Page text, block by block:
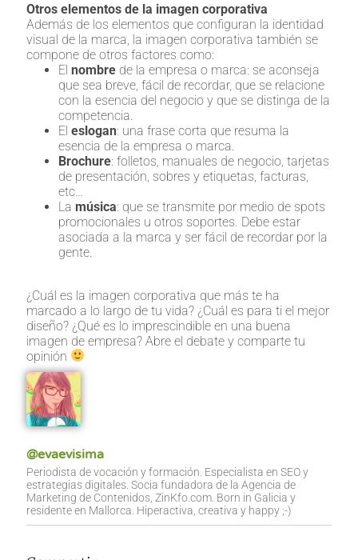
Otros elementos de la imagen corporativa
Además de los elementos que configuran la identidad
visual de la marca, la imagen corporativa también se
compone de otros factores como:
El nombre de la empresa o marca: se aconseja
que sea breve, fácil de recordar, que se relacione
con la esencia del negocio y que se distinga de la
competencia.
El eslogan: una frase corta que resuma la
esencia de la empresa o marca.
Brochure: folletos, manuales de negocio, tarjetas
de presentación, sobres y etiquetas, facturas,
etc…
La música: que se transmite por medio de spots
promocionales u otros soportes. Debe estar
asociada a la marca y ser fácil de recordar por la
gente.
¿Cuál es la imagen corporativa que más te ha
marcado a lo largo de tu vida? ¿Cuál es para ti el mejor
diseño? ¿Qué es lo imprescindible en una buena
imagen de empresa? Abre el debate y comparte tu
opinión
@evaevisima
Periodista de vocación y formación. Especialista en SEO y
estrategias digitales. Socia fundadora de la Agencia de
Marketing de Contenidos, ZinKfo.com. Born in Galicia y
residente en Mallorca. Hiperactiva, creativa y happy ;-)